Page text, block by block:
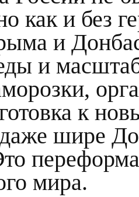
как и без
и
и
к
шире
мира.